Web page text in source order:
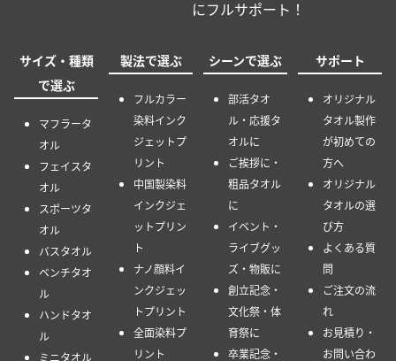
にフルサポート！
サイズ・種類
で選ぶ
マフラータ
オル
フェイスタ
オル
スポーツタ
オル
バスタオル
ベンチタオ
ル
ハンドタオ
ル
ミニタオル
製法で選ぶ
フルカラー
染料インク
ジェットプ
リント
中国製染料
インクジェ
ットプリン
ト
ナノ顔料イ
ンクジェッ
トプリント
全面染料プ
リント
シーンで選ぶ
部活タオ
ル・応援タ
オルに
ご挨拶に・
粗品タオル
に
イベント・
ライブグッ
ズ・物販に
創立記念・
文化祭・体
育祭に
卒業記念・
サポート
オリジナル
タオル製作
が初めての
方へ
オリジナル
タオルの選
び方
よくある質
問
ご注文の流
れ
お見積り・
お問い合わ